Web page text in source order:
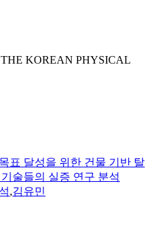
KOREAN PHYSICAL
표 달성을 위한 건물 기반 탈
술들의 실증 연구 분석
,김유민